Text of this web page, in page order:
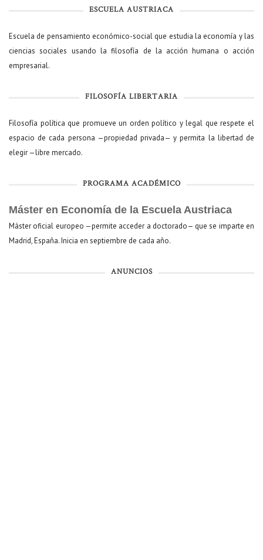
ESCUELA AUSTRIACA
Escuela de pensamiento económico-social que estudia la economía y las
ciencias sociales usando la filosofía de la acción humana o acción
empresarial.
FILOSOFÍA LIBERTARIA
Filosofía política que promueve un orden político y legal que respete el
espacio de cada persona —propiedad privada— y permita la libertad de
elegir —libre mercado.
PROGRAMA ACADÉMICO
Máster en Economía de la Escuela Austriaca
Máster oficial europeo —permite acceder a doctorado— que se imparte en
Madrid, España. Inicia en septiembre de cada año.
ANUNCIOS